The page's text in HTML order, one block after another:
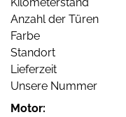
Anzahl der Türen
Farbe
Standort
Lieferzeit
Unsere Nummer
Motor: